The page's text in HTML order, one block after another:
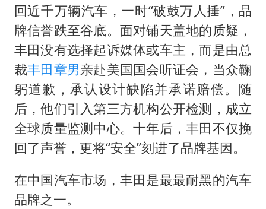
回近千万辆汽车，一时“破鼓万人捶”，品
牌信誉跌至谷底。面对铺天盖地的质疑，
丰田没有选择起诉媒体或车主，而是由总
裁丰田章男亲赴美国国会听证会，当众鞠
躬道歉，承认设计缺陷并承诺赔偿。随
后，他们引入第三方机构公开检测，成立
全球质量监测中心。十年后，丰田不仅挽
回了声誉，更将“安全”刻进了品牌基因。
在中国汽车市场，丰田是最最耐黑的汽车
品牌之一。